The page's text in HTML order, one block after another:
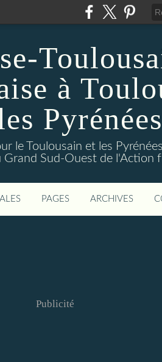
à
le Toulousain et les
Grand Sud-Ouest de l'Action
PAGES ARCHIVES
Publicité